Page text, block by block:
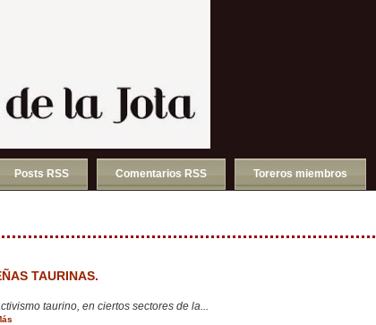
Posts RSS Comentarios RSS Toreros miembros
TAURINAS.
taurino, en ciertos sectores de la...